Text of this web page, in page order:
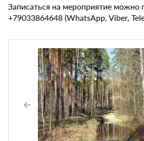
Записаться на мероприятие можно
+79033864648 (WhatsApp, Viber,